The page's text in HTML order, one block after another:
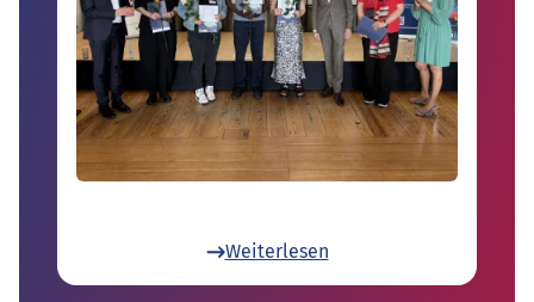
Weiterlesen